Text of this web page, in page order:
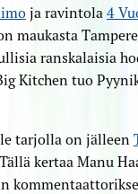
ja ravintola 4
maukasta
ranskalaisia
Kitchen tuo
tarjolla on jälleen
kertaa Manu